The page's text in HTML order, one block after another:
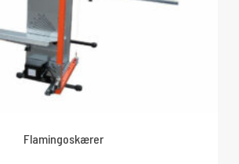
Flamingoskærer